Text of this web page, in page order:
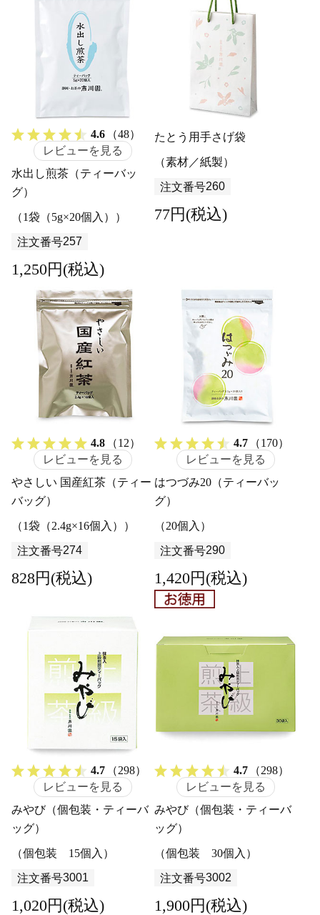
4.6
（48）
レビューを見る
水出し煎茶（ティーバッ
グ）
（1袋（5g×20個入））
注文番号257
1,250円(税込)
たとう用手さげ袋
（素材／紙製）
注文番号260
77円(税込)
4.8
（12）
レビューを見る
やさしい 国産紅茶（ティー
バッグ）
（1袋（2.4g×16個入））
注文番号274
828円(税込)
4.7
（170）
レビューを見る
はつづみ20（ティーバッ
グ）
（20個入）
注文番号290
1,420円(税込)
4.7
（298）
レビューを見る
みやび（個包装・ティーバ
ッグ）
（個包装 15個入）
注文番号3001
1,020円(税込)
4.7
（298）
レビューを見る
みやび（個包装・ティーバ
ッグ）
（個包装 30個入）
注文番号3002
1,900円(税込)